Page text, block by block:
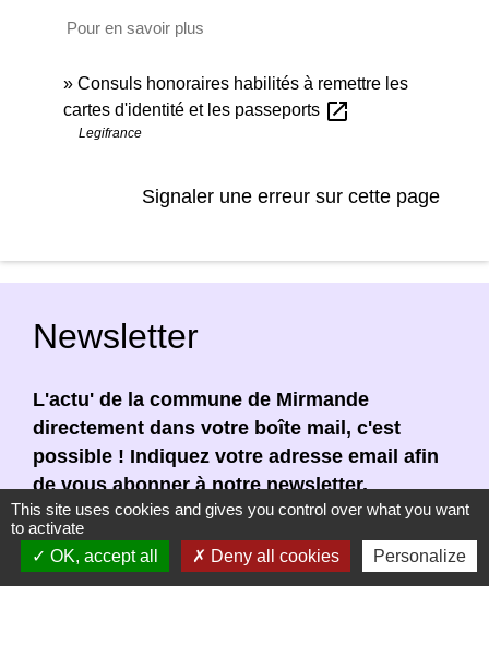
Pour en savoir plus
Consuls honoraires habilités à remettre les
cartes d'identité et les passeports open_in_new
Legifrance
Signaler une erreur sur cette page
Newsletter
L'actu' de la commune de Mirmande
directement dans votre boîte mail, c'est
possible ! Indiquez votre adresse email afin
de vous abonner à notre newsletter.
En renseignant votre adresse email, vous
acceptez de recevoir notre newsletter par
courrier électronique. Vous pouvez vous
This site uses cookies and gives you control over what you want
to activate
OK, accept all
Deny all cookies Personalize